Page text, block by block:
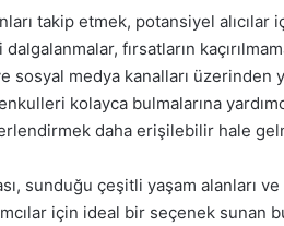
takip etmek, potansiyel
dalgalanmalar, fırsatların
sosyal medya kanalları üzerinden
kolayca bulmalarına
daha erişilebilir hale
sunduğu çeşitli yaşam alanları
için ideal bir seçenek sunan